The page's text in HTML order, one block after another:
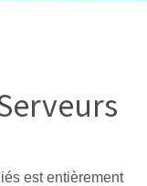
est entièrement